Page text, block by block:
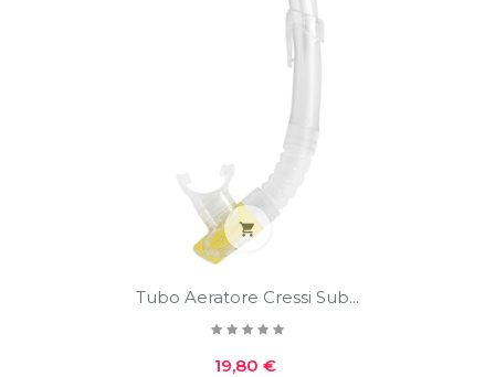

Tubo Aeratore Cressi Sub...
Prezzo
19,80 €